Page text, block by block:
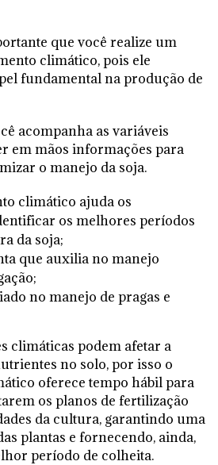
que você realize um
climático, pois ele
fundamental na produção de
acompanha as variáveis
em mãos informações para
o manejo da soja.
climático ajuda os
os melhores períodos
da soja;
que auxilia no manejo
no manejo de pragas e
climáticas podem afetar a
no solo, por isso o
oferece tempo hábil para
os planos de fertilização
da cultura, garantindo uma
plantas e fornecendo, ainda,
período de colheita.